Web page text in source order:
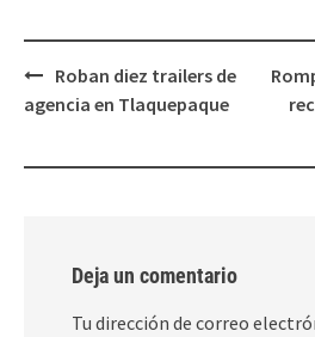
Post
navigation
Roban diez trailers de
agencia en Tlaquepaque
Deja un comentario
Tu dirección de correo